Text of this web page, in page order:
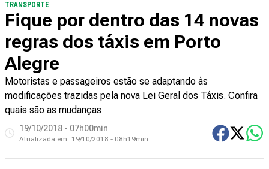
TRANSPORTE
Fique por dentro das 14 novas
regras dos táxis em Porto
Alegre
Motoristas e passageiros estão se adaptando às
modificações trazidas pela nova Lei Geral dos Táxis. Confira
quais são as mudanças
19/10/2018 - 07h00min
Atualizada em: 19/10/2018 - 08h19min